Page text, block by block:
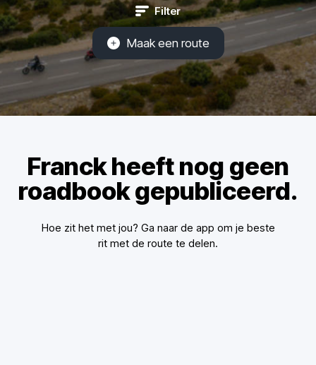
Filter
Maak een route
Franck heeft nog geen
roadbook gepubliceerd.
Hoe zit het met jou? Ga naar de app om je beste
rit met de route te delen.